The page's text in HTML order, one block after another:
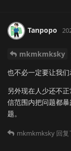
Tanpopo
mkmkmksky
也不必一定要让我们
另外现在人少还不
信范围内把问题都
题。
mkmkmksky 回复